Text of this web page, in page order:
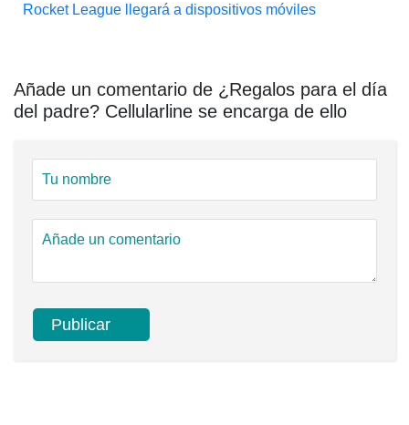
Rocket League llegará a dispositivos móviles
Añade un comentario de ¿Regalos para el día
del padre? Cellularline se encarga de ello